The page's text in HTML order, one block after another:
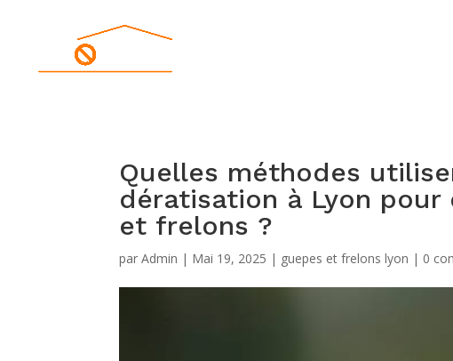
Quelles méthodes
dératisation à Lyon
et frelons ?
parAdmin | Mai 19, 2025 | guepes et frelons lyon | 0